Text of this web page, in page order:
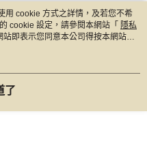
用 cookie 方式之詳情，及若您不希
cookie 設定，請參閱本網站「 隱私
即表示您同意本公司得按本網站使
了